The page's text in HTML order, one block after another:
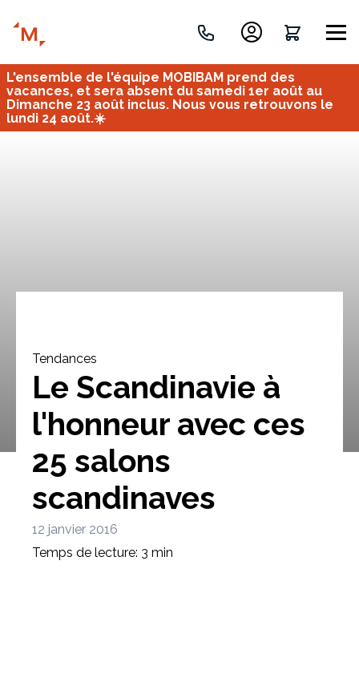
Bibliothèque Meuble tv
Créez votre projet de A à Z
L'ensemble de l'équipe MOBIBAM prend des
vacances, et sera absent du samedi 1er août au
Dimanche 23 août inclus. Nous vous retrouvons le
lundi 24 août.☀️
Tendances
Le Scandinavie à
l'honneur avec ces
25 salons
scandinaves
12 janvier 2016
Temps de lecture: 3 min